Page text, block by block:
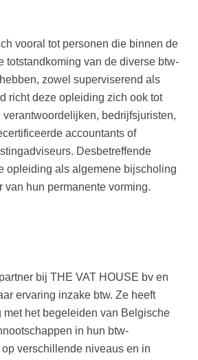
vooral tot personen die binnen de
totstandkoming van de diverse btw-
zowel superviserend als
richt deze opleiding zich ook tot
bedrijfsjuristen,
accountants of
Desbetreffende
opleiding als algemene bijscholing
van hun permanente vorming.
bij THE VAT HOUSE bv en
ervaring inzake btw. Ze heeft
met het begeleiden van Belgische
in hun btw-
verschillende niveaus en in